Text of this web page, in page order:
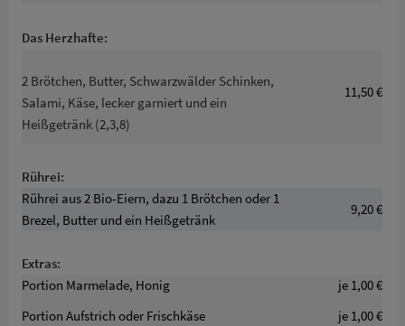
Das Herzhafte:
2 Brötchen, Butter, Schwarzwälder Schinken,
Salami, Käse, lecker garniert und ein
Heißgetränk (2,3,8)
11,50 €
Rührei:
Rührei aus 2 Bio-Eiern, dazu 1 Brötchen oder 1
Brezel, Butter und ein Heißgetränk
9,20 €
Extras:
Portion Marmelade, Honig
je 1,00 €
Portion Aufstrich oder Frischkäse
je 1,00 €